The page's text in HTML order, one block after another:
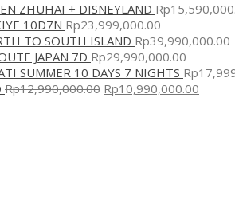
ZHUHAI + DISNEYLAND Rp
10D7N Rp23,999,000.00
TO SOUTH ISLAND Rp39,990,000.00
JAPAN 7D Rp29,990,000.00
SUMMER 10 DAYS 7 NIGHTS Rp
Rp12,990,000.00 Rp10,990,000.00